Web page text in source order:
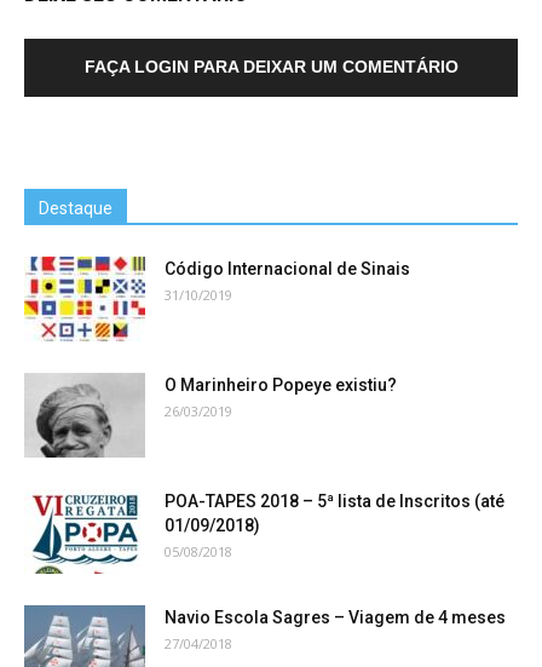
FAÇA LOGIN PARA DEIXAR UM COMENTÁRIO
Destaque
Código Internacional de Sinais
31/10/2019
O Marinheiro Popeye existiu?
26/03/2019
POA-TAPES 2018 – 5ª lista de Inscritos (até
01/09/2018)
05/08/2018
Navio Escola Sagres – Viagem de 4 meses
27/04/2018